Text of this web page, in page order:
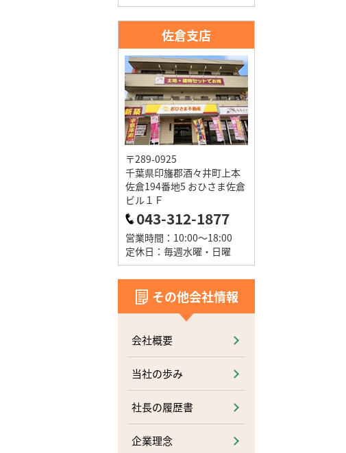
佐倉支店
〒289-0925
千葉県印旛郡酒々井町上本
佐倉194番地5 おひさま佐倉
ビル１Ｆ
043-312-1877
営業時間：10:00～18:00
定休日：毎週水曜・日曜
その他会社情報
会社概要
当社の歩み
社長の履歴書
企業理念